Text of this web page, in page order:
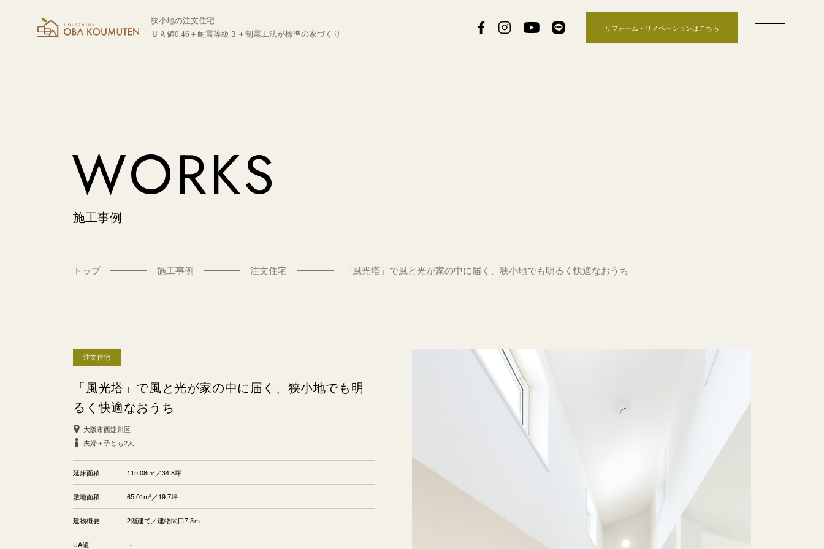
狭小地の注文住宅
ＵＡ値0.46＋耐震等級３＋制震工法が標準の家づくり
リフォーム・リノベーションはこちら
WORKS
施工事例
トップ 施工事例 注文住宅 「風光塔」で風と光が家の中に届く、狭小地でも明るく快適なおうち
注文住宅
「風光塔」で風と光が家の中に届く、狭小地でも明
るく快適なおうち
大阪市西淀川区
夫婦＋子ども2人
延床面積 115.08m²／34.8坪
敷地面積 65.01m²／19.7坪
建物概要 2階建て／建物間口7.3ｍ
UA値 －